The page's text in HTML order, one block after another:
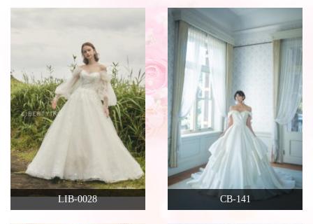
LIB-0028 CB-141